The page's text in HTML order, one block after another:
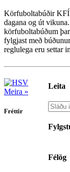
Körfuboltabúðir KFÍ
dagana og út
körfuboltabúðum
fylgjast með
reglulega eru settar
Leita
Félög
Meira »
Fréttir